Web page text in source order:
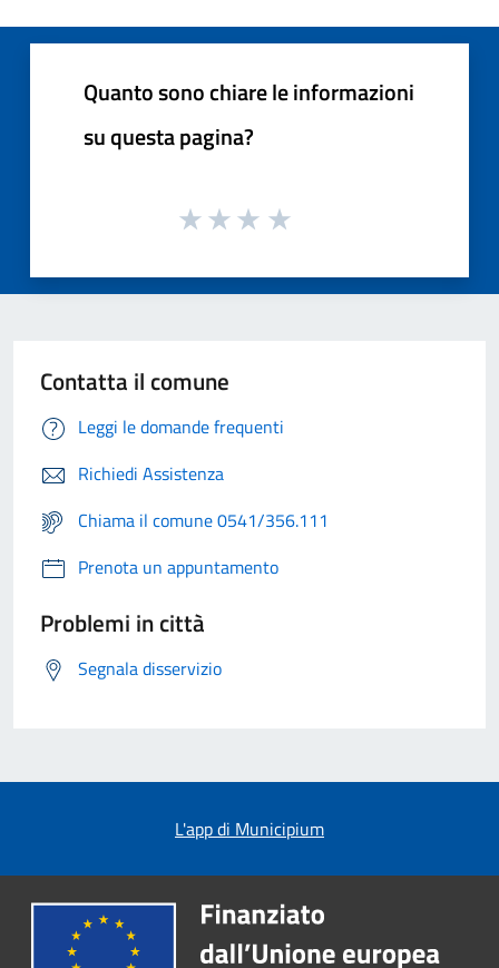
Quanto sono chiare le informazioni
su questa pagina?
Contatta il comune
Leggi le domande frequenti
Richiedi Assistenza
Chiama il comune 0541/356.111
Prenota un appuntamento
Problemi in città
Segnala disservizio
L'app di Municipium